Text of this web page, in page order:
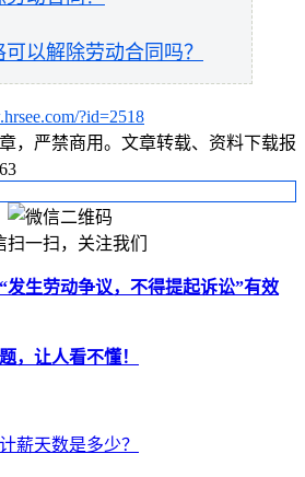
以解除劳动合同吗？
?id=2518
，严禁商用。文章转载、资料下载报
扫一扫，关注我们
发生劳动争议，不得提起诉讼”有效
，让人看不懂！